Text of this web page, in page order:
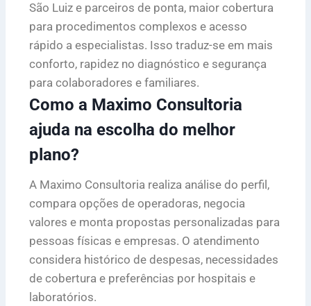
São Luiz e parceiros de ponta, maior cobertura
para procedimentos complexos e acesso
rápido a especialistas. Isso traduz-se em mais
conforto, rapidez no diagnóstico e segurança
para colaboradores e familiares.
Como a Maximo Consultoria
ajuda na escolha do melhor
plano?
A Maximo Consultoria realiza análise do perfil,
compara opções de operadoras, negocia
valores e monta propostas personalizadas para
pessoas físicas e empresas. O atendimento
considera histórico de despesas, necessidades
de cobertura e preferências por hospitais e
laboratórios.